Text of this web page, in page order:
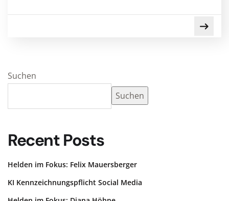
Suchen
Suchen
Recent Posts
Helden im Fokus: Felix Mauersberger
KI Kennzeichnungspflicht Social Media